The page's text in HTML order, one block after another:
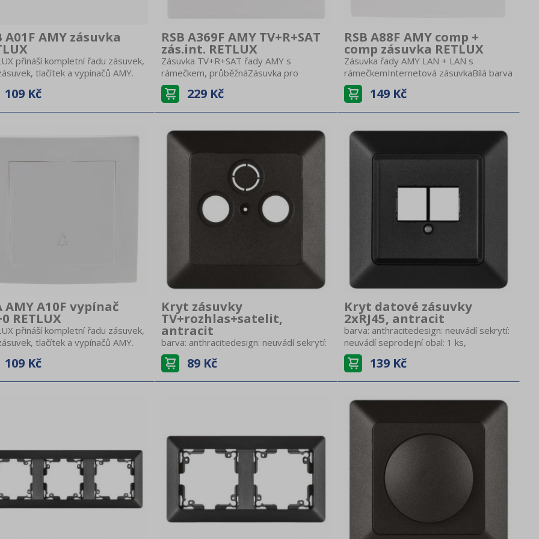
A01F AMY zásuvka
přináší kompletní řadu zásuvek,
tlačítek a vypínačů AMY.
a čistý design, pro váš
domu, bytu i
109 Kč
RSB A369F AMY TV+R+SAT
zás.int. RETLUX
Zásuvka TV+R+SAT řady AMY s
rámečkem, průběžnáZásuvka pro
zapojení anténních kabelů televize, radia
nebo satelituBílá barva
229 Kč
RSB A88F AMY comp +
comp zásuvka RETLUX
Zásuvka řady AMY LAN + LAN s
rámečkemInternetová zásuvkaBílá barva
149 Kč
AMY A10F vypínač
RETLUX
přináší kompletní řadu zásuvek,
tlačítek a vypínačů AMY.
a čistý design, pro váš
domu, bytu i kanceláře..Vypínač
AMY s rámečkem, bílá
109 Kč
Kryt zásuvky
TV+rozhlas+satelit,
antracit
barva: anthracitedesign: neuvádí sekrytí:
neuvádí seprodejní obal: 1 ks,
závěsprodukt: kryt na zásuvku
TV+R+SATprovedení: 1 nás.typ: neuvádí
89 Kč
Kryt datové zásuvky
2xRJ45, antracit
barva: anthracitedesign: neuvádí sekrytí:
neuvádí seprodejní obal: 1 ks,
závěsprodukt: kryt datové zásuvky
2×RJ45provedení: 2 nás.typ: neuvádí
sezpůsob montáže: do krabice
139 Kč